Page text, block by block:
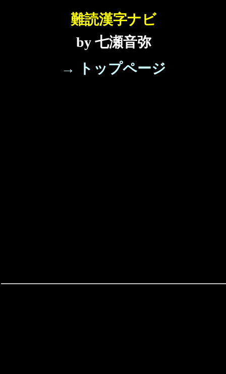
難読漢字ナビ
by 七瀬音弥
→ トップページ